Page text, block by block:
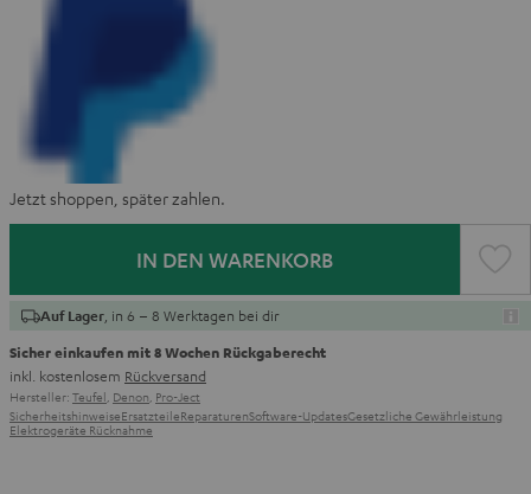
Jetzt shoppen, später zahlen.
IN DEN WARENKORB
Auf Lager , in 6 – 8 Werktagen bei dir
Sicher einkaufen mit 8 Wochen Rückgaberecht
inkl. kostenlosem Rückversand
Hersteller: Teufel, Denon, Pro-Ject
SicherheitshinweiseErsatzteileReparaturenSoftware-UpdatesGesetzliche Gewährleistung
Elektrogeräte Rücknahme